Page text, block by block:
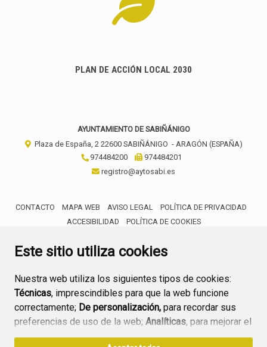
Este sitio utiliza cookies
Nuestra web utiliza los siguientes tipos de cookies:
Técnicas, imprescindibles para que la web funcione
correctamente; De personalización, para recordar sus
preferencias de uso de la web; Analíticas, para mejorar el
funcionamiento de la web y sus servicios.
PLAN DE ACCIÓN LOCAL 2030
AYUNTAMIENTO DE SABIÑÁNIGO
Plaza de España, 2 22600 SABIÑÁNIGO - ARAGÓN (ESPAÑA)
974484200
974484201
registro@aytosabi.es
CONTACTO MAPA WEB AVISO LEGAL
POLÍTICA DE PRIVACIDAD
ACCESIBILIDAD
POLÍTICA DE COOKIES